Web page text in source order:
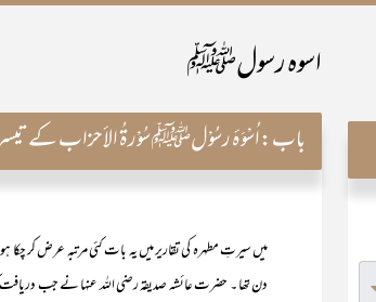
اسوہ رسولﷺ
باب:اُسْوَۂ رسُوْلﷺ سُوْرۃُ الأحزاب کے تیسرے۳ رکُوع کی
میں سیرتِ مطہرہ کی تقاریر میں یہ بات کئی مرتبہ
دن تھا ۔ حضرت عائشہ صدیقہ رضی اللہ عنہا نے جب